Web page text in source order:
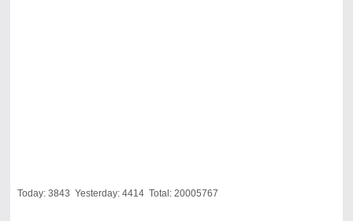
Today: 3843 Yesterday: 4414Total: 20005767